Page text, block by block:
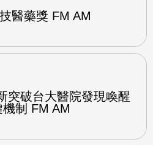
醫藥獎 FM AM
突破台大醫院發現喚醒
制 FM AM